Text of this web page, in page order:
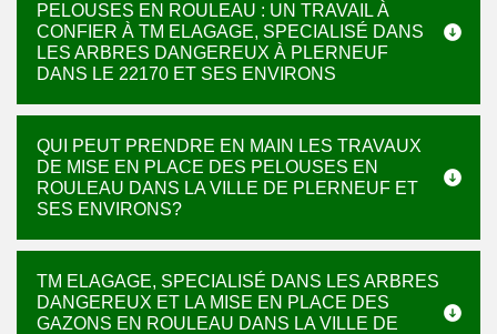
PELOUSES EN ROULEAU : UN TRAVAIL À
CONFIER À TM ELAGAGE, SPECIALISÉ DANS
LES ARBRES DANGEREUX À PLERNEUF
DANS LE 22170 ET SES ENVIRONS
QUI PEUT PRENDRE EN MAIN LES TRAVAUX
DE MISE EN PLACE DES PELOUSES EN
ROULEAU DANS LA VILLE DE PLERNEUF ET
SES ENVIRONS?
TM ELAGAGE, SPECIALISÉ DANS LES ARBRES
DANGEREUX ET LA MISE EN PLACE DES
GAZONS EN ROULEAU DANS LA VILLE DE